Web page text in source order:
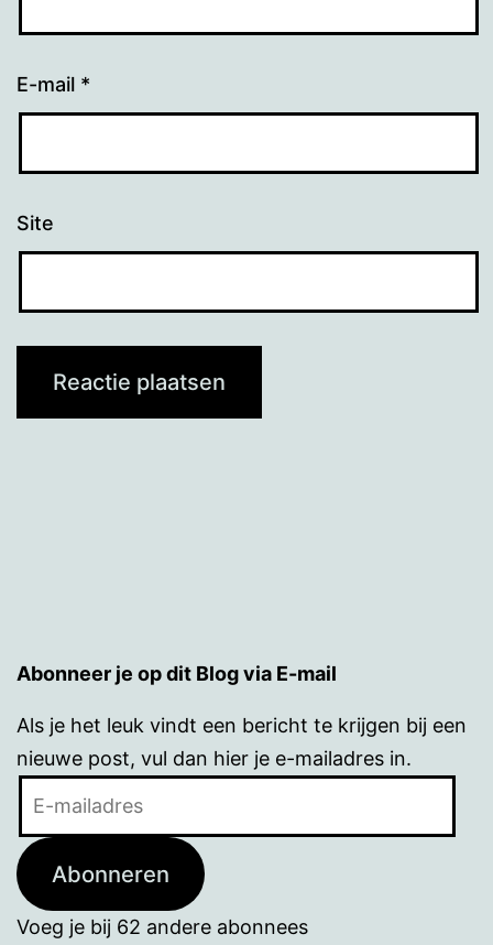
E-mail *
Site
Abonneer je op dit Blog via E-mail
Als je het leuk vindt een bericht te krijgen bij een
nieuwe post, vul dan hier je e-mailadres in.
Abonneren
Voeg je bij 62 andere abonnees